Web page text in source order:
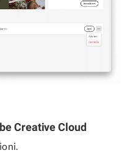
Creative Cloud